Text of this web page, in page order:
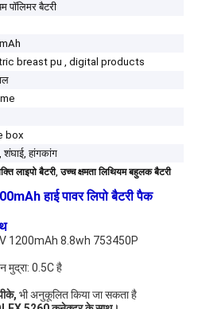
पॉलिमर बैटरी
breast pu , digital products
box
शंघाई, हांगकांग
लाइपो बैटरी,उच्च क्षमता लिथियम बहुलक बैटरी
हाई पावर लिपो बैटरी पैक
1200mAh 8.8wh 753450P
मुद्रा: 0.5C है
भी अनुकूलित किया जा सकता है